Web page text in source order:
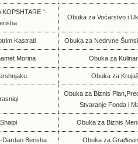
KOPSHTARE “-
Obuka za Voćarstvo i
Kastrati Obuka za Nedrvne
Morina Obuka za
Obuka za
Obuka za Biznis
Stvaranje Fonda i
Obuka za Biznis
Dardan Berisha Obuka za